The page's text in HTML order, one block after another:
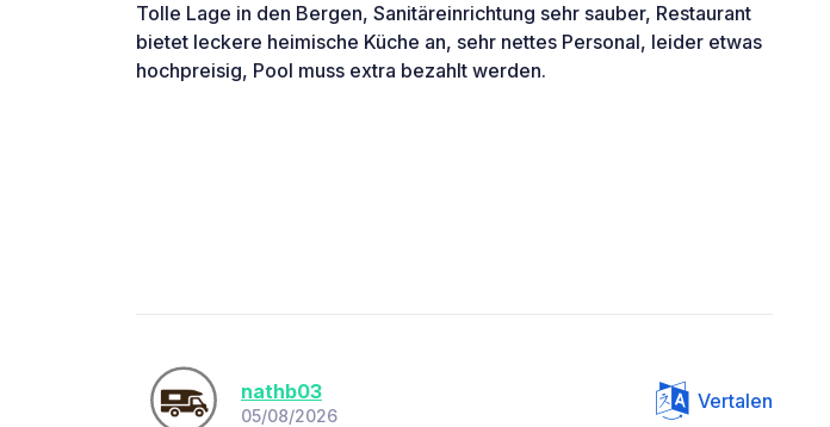
Tolle Lage in den Bergen, Sanitäreinrichtung sehr sauber, Restaurant
bietet leckere heimische Küche an, sehr nettes Personal, leider etwas
hochpreisig, Pool muss extra bezahlt werden.
nathb03
05/08/2026
Vertalen